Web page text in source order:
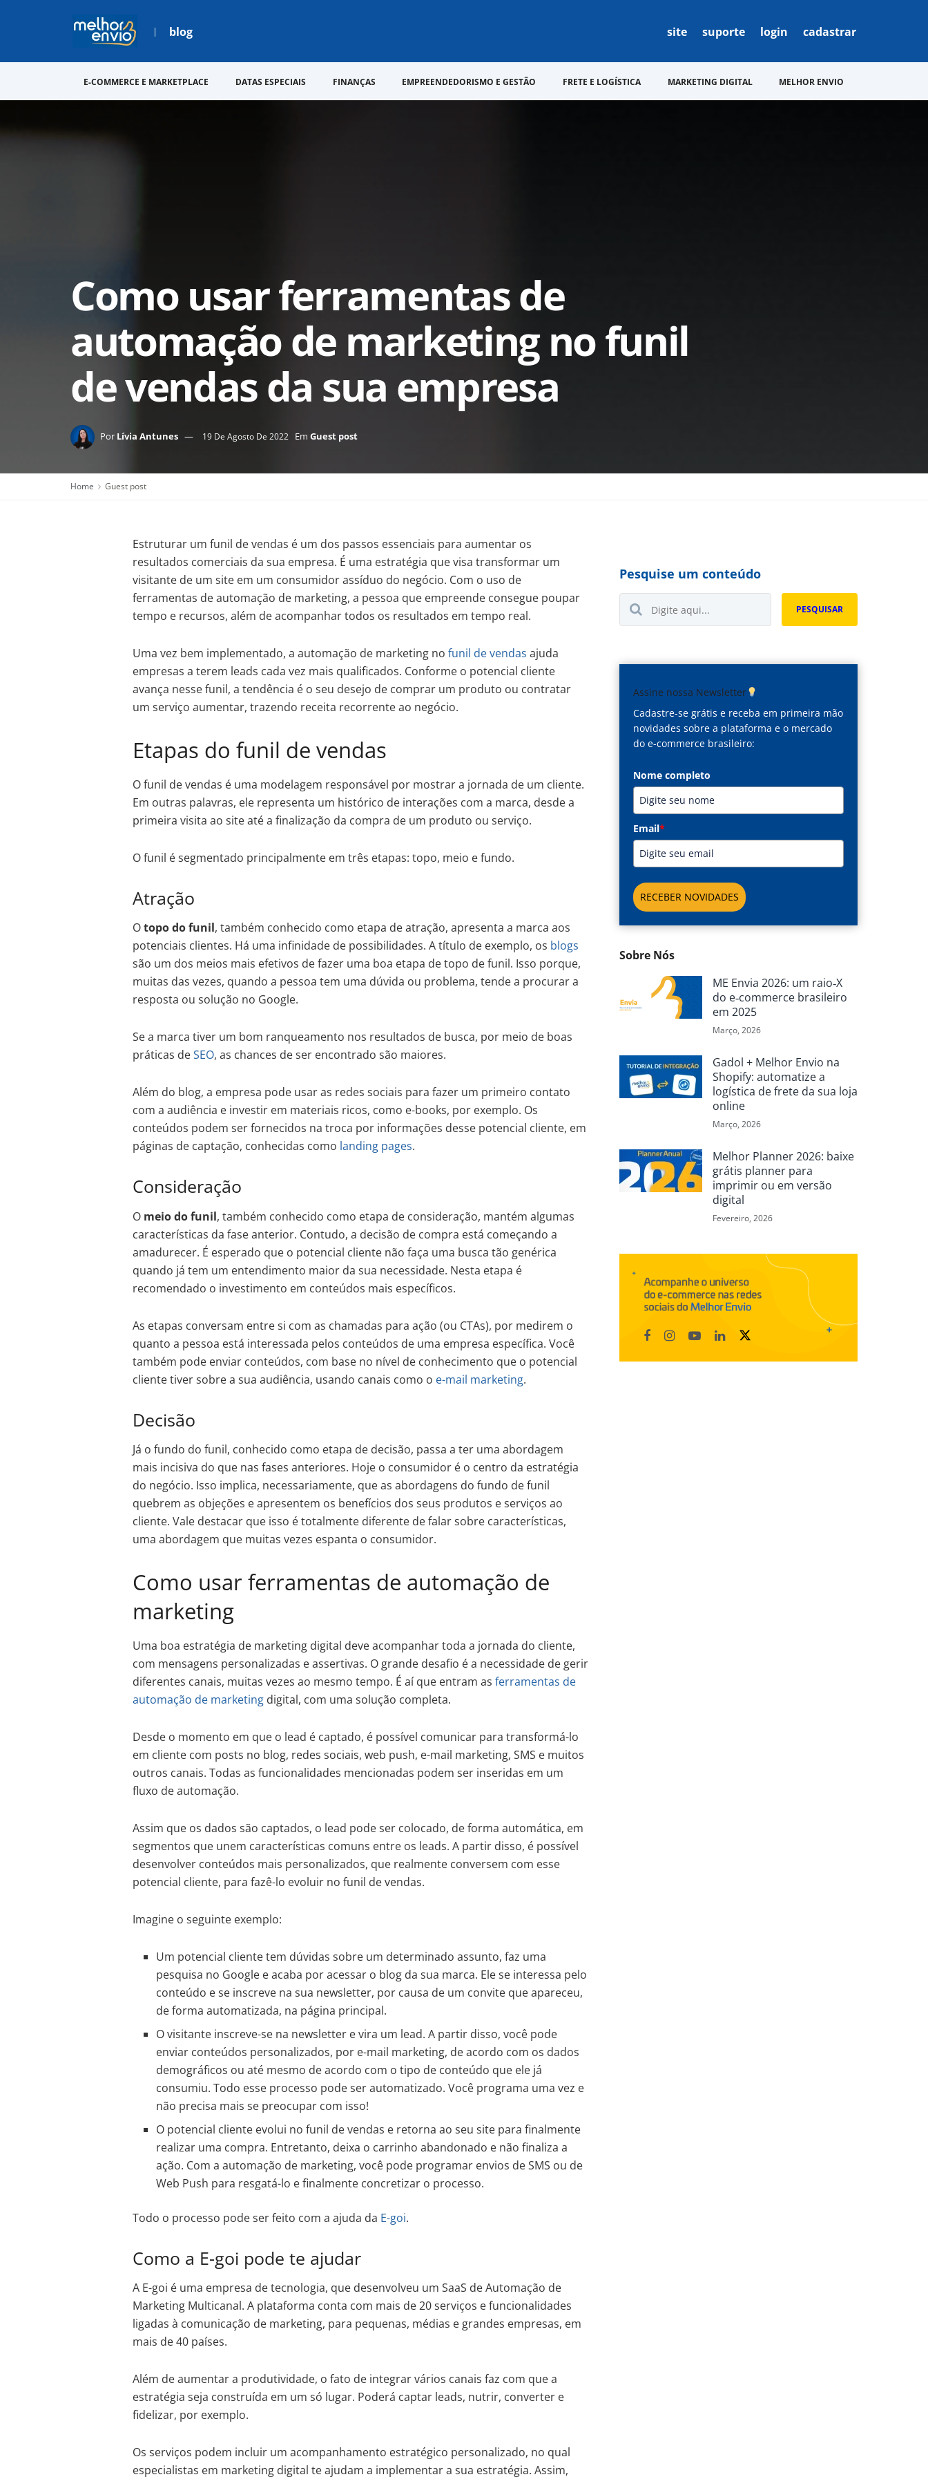
blog site suporte login cadastrar
E-COMMERCE E MARKETPLACE DATAS ESPECIAIS FINANÇAS EMPREENDEDORISMO E GESTÃO FRETE E LOGÍSTICA MARKETING DIGITAL MELHOR ENVIO
Como usar ferramentas de
automação de marketing no funil
de vendas da sua empresa
Por Lívia Antunes 19 De Agosto De 2022 Em Guest post
Home Guest post
Estruturar um funil de vendas é um dos passos essenciais para aumentar os
resultados comerciais da sua empresa. É uma estratégia que visa transformar um
visitante de um site em um consumidor assíduo do negócio. Com o uso de
ferramentas de automação de marketing, a pessoa que empreende consegue poupar
tempo e recursos, além de acompanhar todos os resultados em tempo real.
Uma vez bem implementado, a automação de marketing no funil de vendas ajuda
empresas a terem leads cada vez mais qualificados. Conforme o potencial cliente
avança nesse funil, a tendência é o seu desejo de comprar um produto ou contratar
um serviço aumentar, trazendo receita recorrente ao negócio.
Etapas do funil de vendas
O funil de vendas é uma modelagem responsável por mostrar a jornada de um cliente.
Em outras palavras, ele representa um histórico de interações com a marca, desde a
primeira visita ao site até a finalização da compra de um produto ou serviço.
O funil é segmentado principalmente em três etapas: topo, meio e fundo.
Atração
Otopo do funil, também conhecido como etapa de atração, apresenta a marca aos
potenciais clientes. Há uma infinidade de possibilidades. A título de exemplo, os blogs
são um dos meios mais efetivos de fazer uma boa etapa de topo de funil. Isso porque,
muitas das vezes, quando a pessoa tem uma dúvida ou problema, tende a procurar a
resposta ou solução no Google.
Se a marca tiver um bom ranqueamento nos resultados de busca, por meio de boas
práticas deSEO, as chances de ser encontrado são maiores.
Além do blog, a empresa pode usar as redes sociais para fazer um primeiro contato
com a audiência e investir em materiais ricos, como e-books, por exemplo. Os
conteúdos podem ser fornecidos na troca por informações desse potencial cliente, em
páginas de captação, conhecidas como landing pages.
Consideração
O meio do funil, também conhecido como etapa de consideração, mantém algumas
características da fase anterior. Contudo, a decisão de compra está começando a
amadurecer. É esperado que o potencial cliente não faça uma busca tão genérica
quando já tem um entendimento maior da sua necessidade. Nesta etapa é
recomendado o investimento em conteúdos mais específicos.
As etapas conversam entre si com as chamadas para ação (ou CTAs), por medirem o
quanto a pessoa está interessada pelos conteúdos de uma empresa específica. Você
também pode enviar conteúdos, com base no nível de conhecimento que o potencial
cliente tiver sobre a sua audiência, usando canais como o e-mail marketing.
Decisão
Já o fundo do funil, conhecido como etapa de decisão, passa a ter uma abordagem
mais incisiva do que nas fases anteriores. Hoje o consumidor é o centro da estratégia
do negócio. Isso implica, necessariamente, que as abordagens do fundo de funil
quebrem as objeções e apresentem os benefícios dos seus produtos e serviços ao
cliente. Vale destacar que isso é totalmente diferente de falar sobre características,
uma abordagem que muitas vezes espanta o consumidor.
Como usar ferramentas de automação de
marketing
Uma boa estratégia de marketing digital deve acompanhar toda a jornada do cliente,
com mensagens personalizadas e assertivas. O grande desafio é a necessidade de gerir
diferentes canais, muitas vezes ao mesmo tempo. É aí que entram as ferramentas de
automação de marketing digital, com uma solução completa.
Desde o momento em que o lead é captado, é possível comunicar para transformá-lo
em cliente com posts no blog, redes sociais, web push, e-mail marketing, SMS e muitos
outros canais. Todas as funcionalidades mencionadas podem ser inseridas em um
fluxo de automação.
Assim que os dados são captados, o lead pode ser colocado, de forma automática, em
segmentos que unem características comuns entre os leads. A partir disso, é possível
desenvolver conteúdos mais personalizados, que realmente conversem com esse
potencial cliente, para fazê-lo evoluir no funil de vendas.
Imagine o seguinte exemplo:
Um potencial cliente tem dúvidas sobre um determinado assunto, faz uma
pesquisa no Google e acaba por acessar o blog da sua marca. Ele se interessa pelo
conteúdo e se inscreve na sua newsletter, por causa de um convite que apareceu,
de forma automatizada, na página principal.
O visitante inscreve-se na newsletter e vira um lead. A partir disso, você pode
enviar conteúdos personalizados, por e-mail marketing, de acordo com os dados
demográficos ou até mesmo de acordo com o tipo de conteúdo que ele já
consumiu. Todo esse processo pode ser automatizado. Você programa uma vez e
não precisa mais se preocupar com isso!
O potencial cliente evolui no funil de vendas e retorna ao seu site para finalmente
realizar uma compra. Entretanto, deixa o carrinho abandonado e não finaliza a
ação. Com a automação de marketing, você pode programar envios de SMS ou de
Web Push para resgatá-lo e finalmente concretizar o processo.
Todo o processo pode ser feito com a ajuda da E-goi.
Como a E-goi pode te ajudar
A E-goi é uma empresa de tecnologia, que desenvolveu um SaaS de Automação de
Marketing Multicanal. A plataforma conta com mais de 20 serviços e funcionalidades
ligadas à comunicação de marketing, para pequenas, médias e grandes empresas, em
mais de 40 países.
Além de aumentar a produtividade, o fato de integrar vários canais faz com que a
estratégia seja construída em um só lugar. Poderá captar leads, nutrir, converter e
fidelizar, por exemplo.
Os serviços podem incluir um acompanhamento estratégico personalizado, no qual
especialistas em marketing digital te ajudam a implementar a sua estratégia. Assim,
Pesquise um conteúdo
PESQUISAR
Assine nossa Newsletter
Cadastre-se grátis e receba em primeira mão
novidades sobre a plataforma e o mercado
do e-commerce brasileiro:
Nome completo
Email*
RECEBER NOVIDADES
Sobre Nós
ME Envia 2026: um raio‑X
do e‑commerce brasileiro
em 2025
Março, 2026
Gadol + Melhor Envio na
Shopify: automatize a
logística de frete da sua loja
online
Março, 2026
Melhor Planner 2026: baixe
grátis planner para
imprimir ou em versão
digital
Fevereiro, 2026